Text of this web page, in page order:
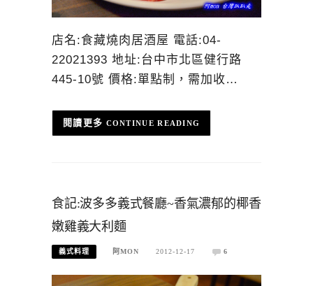
店名:食藏燒肉居酒屋 電話:04-
22021393 地址:台中市北區健行路
445-10號 價格:單點制，需加收…
CONTINUE READING
食記:波多多義式餐廳~香氣濃郁的椰香
嫩雞義大利麵
義式料理 阿MON 2012-12-17 6